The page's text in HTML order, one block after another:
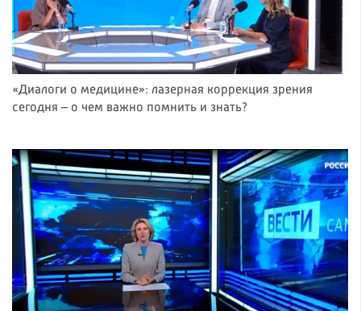
«Диалоги о медицине»: лазерная коррекция зрения
сегодня – о чем важно помнить и знать?